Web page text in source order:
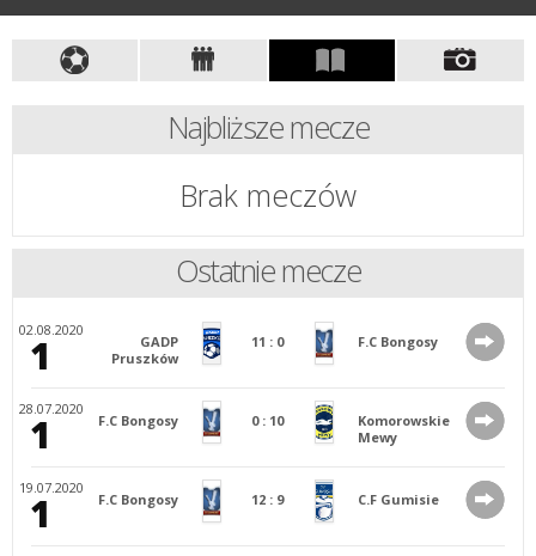
Najbliższe mecze
Brak meczów
Ostatnie mecze
02.08.2020
1
GADP
Pruszków
11 : 0 F.C Bongosy
28.07.2020
1 F.C Bongosy 0 : 10
Komorowskie
Mewy
19.07.2020
1 F.C Bongosy 12 : 9 C.F Gumisie